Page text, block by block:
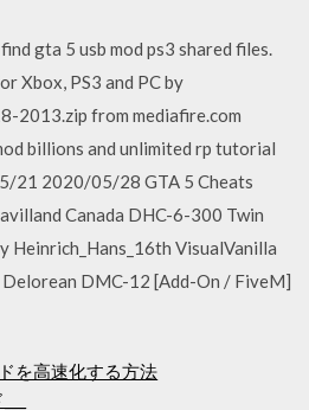
gta 5 usb mod ps3 shared files.
Xbox, PS3 and PC by
2013.zip from mediafire.com
billions and unlimited rp tutorial
21 2020/05/28 GTA 5 Cheats
Canada DHC-6-300 Twin
Heinrich_Hans_16th VisualVanilla
DMC-12 [Add-On / FiveM]
を高速化する方法